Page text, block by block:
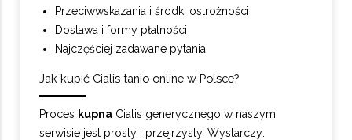
Przeciwwskazania i środki ostrożności
Dostawa i formy płatności
Najczęściej zadawane pytania
Jak kupić Cialis tanio online w Polsce?
Proces kupna Cialis generycznego w naszym
serwisie jest prosty i przejrzysty. Wystarczy: